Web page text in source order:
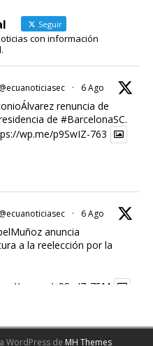
Seguir
con información
@ecuanoticiasec · 6 Ago
renuncia de
de #BarcelonaSC.
wp.me/p9SwIZ-763
@ecuanoticiasec · 6 Ago
anuncia
a la reelección por la
wp.me/p9SwIZ-75M
WordPress de MH Themes